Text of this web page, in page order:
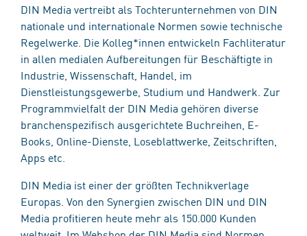
DIN Media vertreibt als Tochterunternehmen von DIN
nationale und internationale Normen sowie technische
Regelwerke. Die Kolleg*innen entwickeln Fachliteratur
in allen medialen Aufbereitungen für Beschäftigte in
Industrie, Wissenschaft, Handel, im
Dienstleistungsgewerbe, Studium und Handwerk. Zur
Programmvielfalt der DIN Media gehören diverse
branchenspezifisch ausgerichtete Buchreihen, E-
Books, Online-Dienste, Loseblattwerke, Zeitschriften,
Apps etc.
DIN Media ist einer der größten Technikverlage
Europas. Von den Synergien zwischen DIN und DIN
Media profitieren heute mehr als 150.000 Kunden